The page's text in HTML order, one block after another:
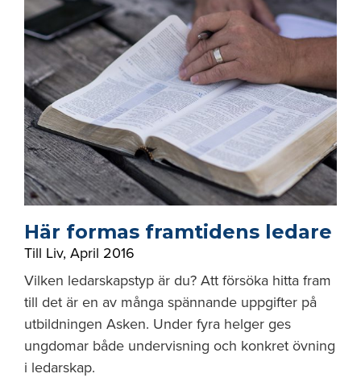
Här formas framtidens ledare
Till Liv, April 2016
Vilken ledarskapstyp är du? Att försöka hitta fram
till det är en av många spännande uppgifter på
utbildningen Asken. Under fyra helger ges
ungdomar både undervisning och konkret övning
i ledarskap.